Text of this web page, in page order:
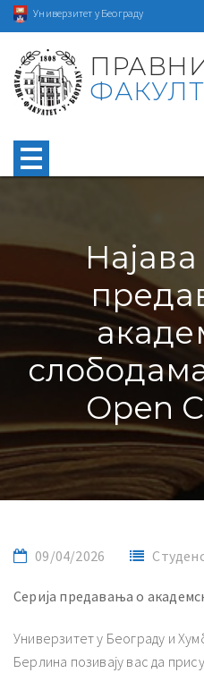
Универзитет у Београду
Open
09/04/2026
Серија предавања о
Универзитет у Београду и
Берлина позивају вас да